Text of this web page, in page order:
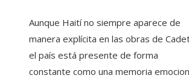
Aunque Haití no siempre aparece de
manera explícita en las obras de
el país está presente de forma
constante como una memoria